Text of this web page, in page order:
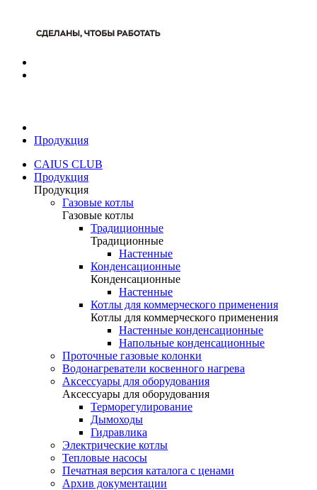
Продукция
CAIUS CLUB
Продукция
Продукция
Газовые котлы
Газовые котлы
Традиционные
Традиционные
Настенные
Конденсационные
Конденсационные
Настенные
Котлы для коммерческого применения
Котлы для коммерческого применения
Настенные конденсационные
Напольные конденсационные
Проточные газовые колонки
Водонагреватели косвенного нагрева
Аксессуары для оборудования
Аксессуары для оборудования
Терморегулирование
Дымоходы
Гидравлика
Электрические котлы
Тепловые насосы
Печатная версия каталога с ценами
Архив документации